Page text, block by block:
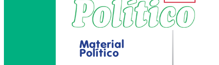
Material
Político